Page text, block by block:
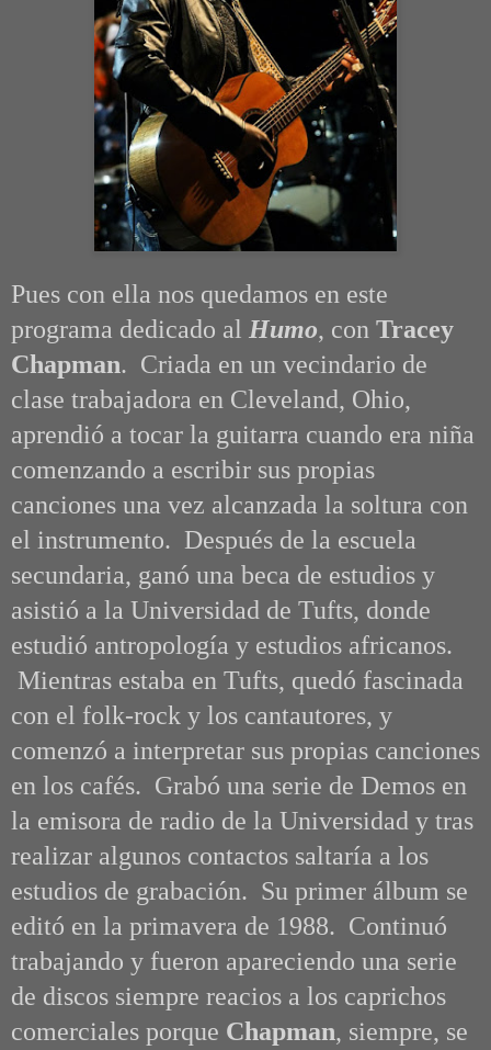
Pues con ella nos quedamos en este
programa dedicado al Humo, con Tracey
Chapman. Criada en un vecindario de
clase trabajadora en Cleveland, Ohio,
aprendió a tocar la guitarra cuando era niña
comenzando a escribir sus propias
canciones una vez alcanzada la soltura con
el instrumento. Después de la escuela
secundaria, ganó una beca de estudios y
asistió a la Universidad de Tufts, donde
estudió antropología y estudios africanos.
Mientras estaba en Tufts, quedó fascinada
con el folk-rock y los cantautores, y
comenzó a interpretar sus propias canciones
en los cafés. Grabó una serie de Demos en
la emisora de radio de la Universidad y tras
realizar algunos contactos saltaría a los
estudios de grabación. Su primer álbum se
editó en la primavera de 1988. Continuó
trabajando y fueron apareciendo una serie
de discos siempre reacios a los caprichos
comerciales porque Chapman, siempre, se